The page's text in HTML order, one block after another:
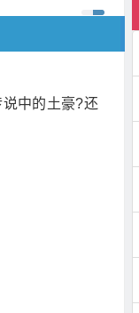
中的土豪?还